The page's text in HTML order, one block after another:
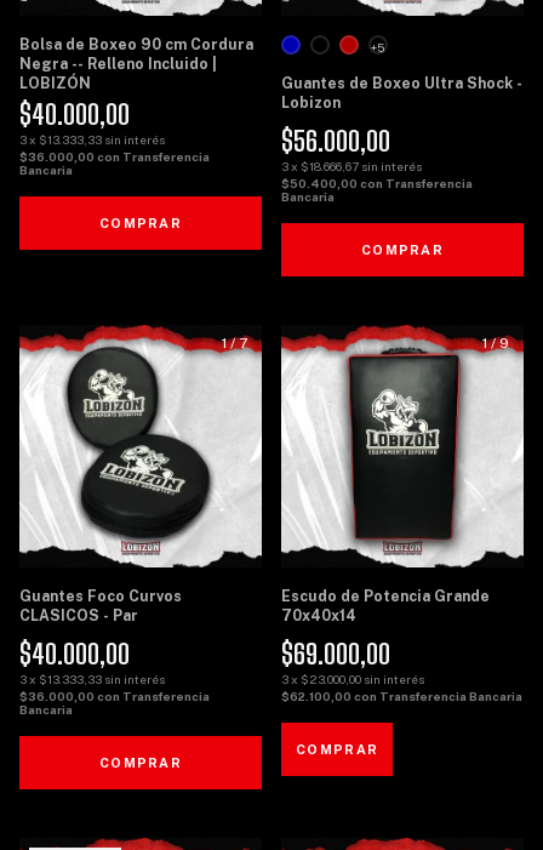
Bolsa de Boxeo 90 cm Cordura
Negra -- Relleno Incluido |
LOBIZÓN
$40.000,00
3x $13.333,33 sin interés
$36.000,00 con Transferencia
Bancaria
COMPRAR
Guantes de Boxeo Ultra Shock -
Lobizon
$56.000,00
3x $18.666,67 sin interés
$50.400,00 con Transferencia
Bancaria
+5
COMPRAR
1/7
Guantes Foco Curvos
CLASICOS - Par
$40.000,00
3x $13.333,33 sin interés
$36.000,00 con Transferencia
Bancaria
COMPRAR
1/9
Escudo de Potencia Grande
70x40x14
$69.000,00
3x $23.000,00 sin interés
$62.100,00 con Transferencia Bancaria